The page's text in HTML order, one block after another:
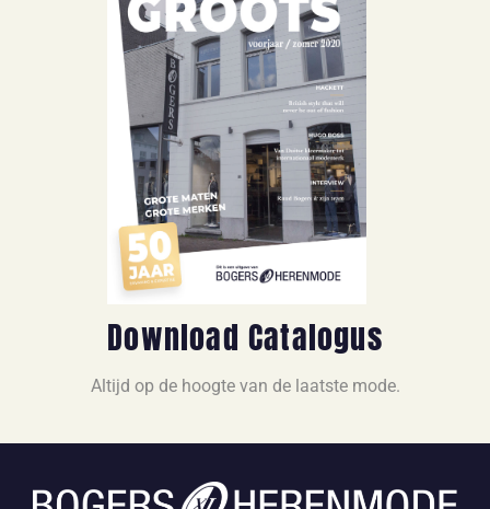
Download Catalogus
Altijd op de hoogte van de laatste mode.